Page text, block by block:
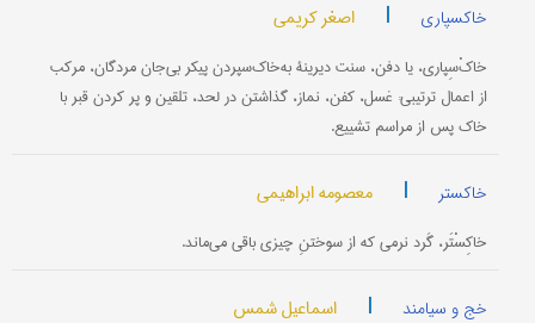
خاکسپاری | اصغر کریمی
خاکْ‌سِپاری، یا دفن، سنت دیرینۀ به‌خاک‌سپردن پیکر بی‌جان مردگان، مرکب
از اعمال ترتیبی: غسل، کفن، نماز، گذاشتن در لحد، تلقین و پر کردن قبر با
خاک پس از مراسم تشییع.
خاکستر | معصومه ابراهیمی
خاکِسْتَر، گَرد نرمی که از سوختنِ چیزی باقی می‌ماند.
خج و سیامند | اسماعیل شمس